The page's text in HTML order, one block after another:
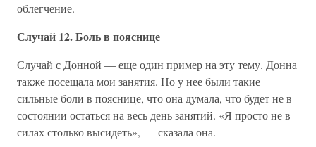
облегчение.
Случай 12. Боль в пояснице
Случай с Донной — еще один пример на эту тему. Донна
также посещала мои занятия. Но у нее были такие
сильные боли в пояснице, что она думала, что будет не в
состоянии остаться на весь день занятий. «Я просто не в
силах столько высидеть», — сказала она.